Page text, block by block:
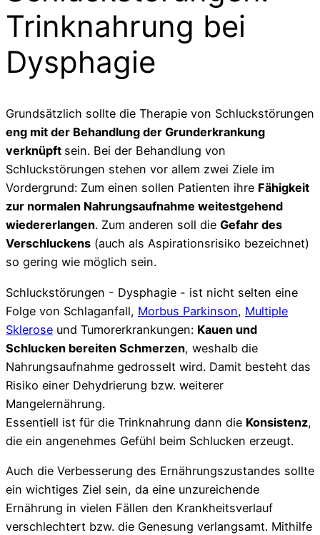
Trinknahrung bei
Dysphagie
Grundsätzlich sollte die Therapie von Schluckstörungen
eng mit der Behandlung der Grunderkrankung
verknüpft sein. Bei der Behandlung von
Schluckstörungen stehen vor allem zwei Ziele im
Vordergrund: Zum einen sollen Patienten ihre Fähigkeit
zur normalen Nahrungsaufnahme weitestgehend
wiedererlangen. Zum anderen soll die Gefahr des
Verschluckens (auch als Aspirationsrisiko bezeichnet)
so gering wie möglich sein.
Schluckstörungen - Dysphagie - ist nicht selten eine
Folge von Schlaganfall, Morbus Parkinson, Multiple
Sklerose und Tumorerkrankungen: Kauen und
Schlucken bereiten Schmerzen, weshalb die
Nahrungsaufnahme gedrosselt wird. Damit besteht das
Risiko einer Dehydrierung bzw. weiterer
Mangelernährung.
Essentiell ist für die Trinknahrung dann die Konsistenz,
die ein angenehmes Gefühl beim Schlucken erzeugt.
Auch die Verbesserung des Ernährungszustandes sollte
ein wichtiges Ziel sein, da eine unzureichende
Ernährung in vielen Fällen den Krankheitsverlauf
verschlechtert bzw. die Genesung verlangsamt. Mithilfe